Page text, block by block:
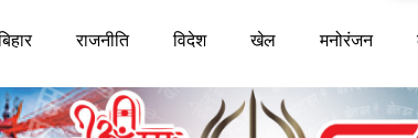
राजनीति विदेश खेल मनोरंजन